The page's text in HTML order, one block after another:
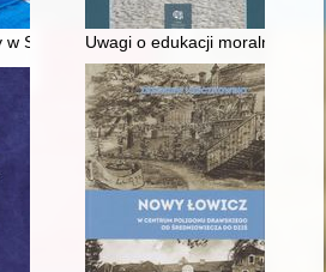
Sopocie : prestiż finansowy i
Uwagi o edukacji moralnej